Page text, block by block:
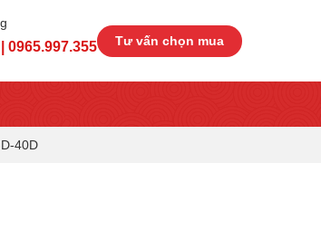
0965.997.355 Tư vấn chọn mua
40D